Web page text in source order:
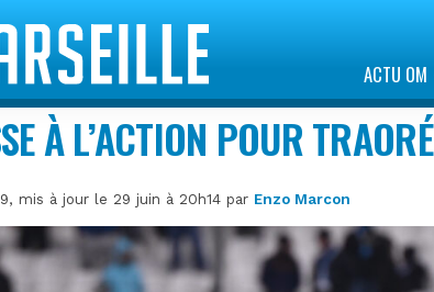
ACTU OM
À L’ACTION POUR TRAORÉ
mis à jour le 29 juin à 20h14 par Enzo Marcon